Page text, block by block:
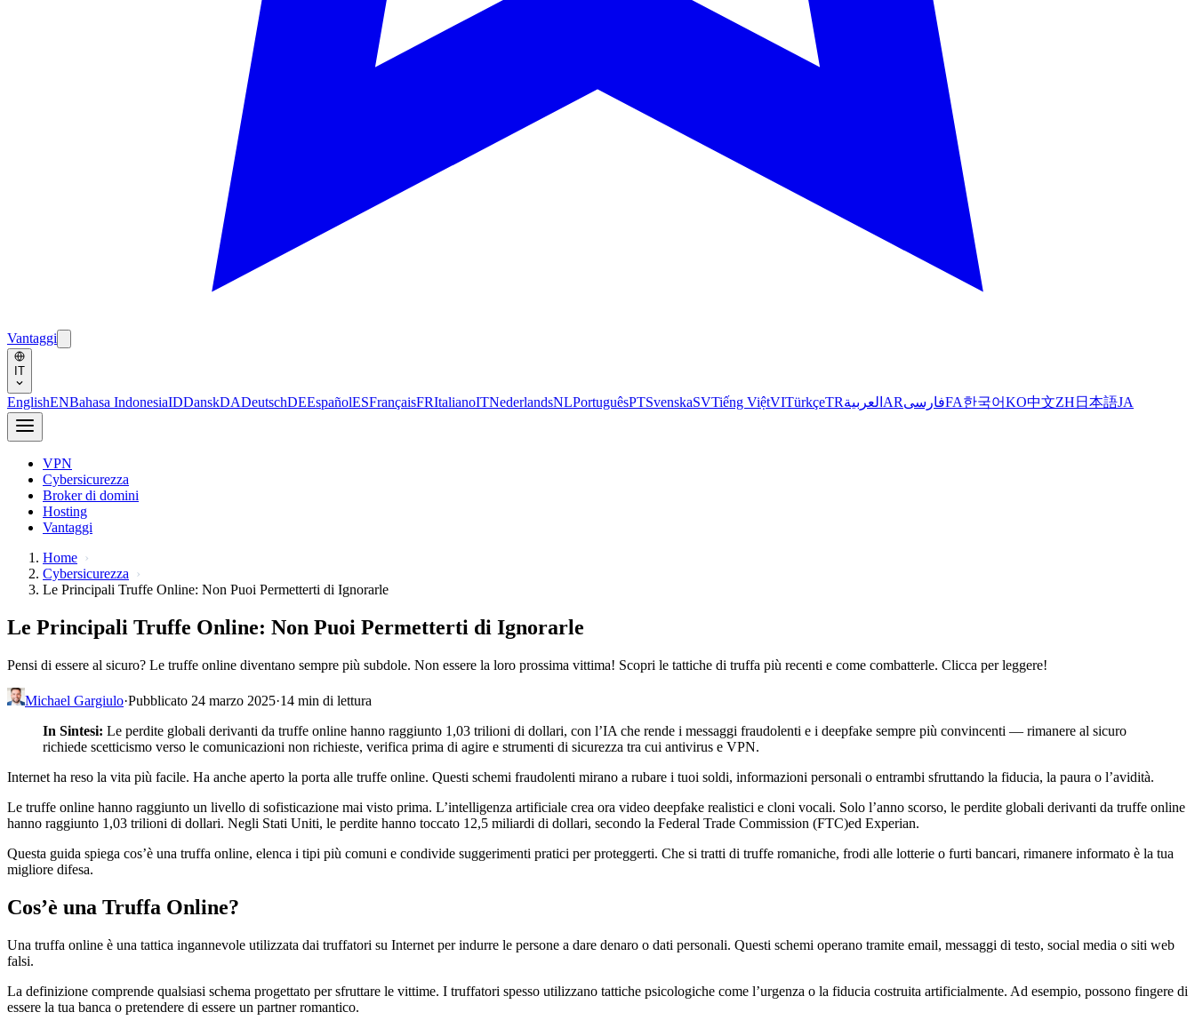
Vantaggi
IT
EnglishENBahasa IndonesiaIDDanskDADeutschDEEspañolESFrançaisFRItalianoITNederlandsNLPortuguêsPTSvenskaSVTiếng ViệtVITürkçeTRالعربية ARفارسیFA한국어KO中文ZH 日本語JA
VPN
Cybersicurezza
Broker di domini
Hosting
Vantaggi
Home
Cybersicurezza
Le Principali Truffe Online: Non Puoi Permetterti di Ignorarle
Le Principali Truffe Online: Non Puoi Permetterti di Ignorarle
Pensi di essere al sicuro? Le truffe online diventano sempre più subdole. Non essere la loro prossima vittima! Scopri le tattiche di truffa più recenti e come combatterle. Clicca per leggere!
Michael Gargiulo·Pubblicato 24 marzo 2025·14 min di lettura
In Sintesi: Le perdite globali derivanti da truffe online hanno raggiunto 1,03 trilioni di dollari, con l’IA che rende i messaggi fraudolenti e i deepfake sempre più convincenti — rimanere al sicuro
richiede scetticismo verso le comunicazioni non richieste, verifica prima di agire e strumenti di sicurezza tra cui antivirus e VPN.
Internet ha reso la vita più facile. Ha anche aperto la porta alle truffe online. Questi schemi fraudolenti mirano a rubare i tuoi soldi, informazioni personali o entrambi sfruttando la fiducia, la paura o l’avidità.
Le truffe online hanno raggiunto un livello di sofisticazione mai visto prima. L’intelligenza artificiale crea ora video deepfake realistici e cloni vocali. Solo l’anno scorso, le perdite globali derivanti da truffe online
hanno raggiunto 1,03 trilioni di dollari. Negli Stati Uniti, le perdite hanno toccato 12,5 miliardi di dollari, secondo la Federal Trade Commission (FTC)ed Experian.
Questa guida spiega cos’è una truffa online, elenca i tipi più comuni e condivide suggerimenti pratici per proteggerti. Che si tratti di truffe romaniche, frodi alle lotterie o furti bancari, rimanere informato è la tua
migliore difesa.
Cos’è una Truffa Online?
Una truffa online è una tattica ingannevole utilizzata dai truffatori su Internet per indurre le persone a dare denaro o dati personali. Questi schemi operano tramite email, messaggi di testo, social media o siti web
falsi.
La definizione comprende qualsiasi schema progettato per sfruttare le vittime. I truffatori spesso utilizzano tattiche psicologiche come l’urgenza o la fiducia costruita artificialmente. Ad esempio, possono fingere di
essere la tua banca o pretendere di essere un partner romantico.